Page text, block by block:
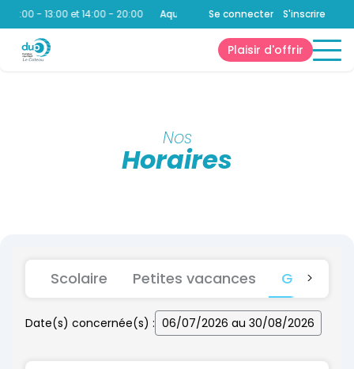
10:00 - 13:00 et 14:00 - 20:00 Aquatique :10:00 - 13:00 et 14:00 - 20:00
Se connecter S'inscrire
Plaisir d'offrir
Nos
Horaires
Scolaire Petites vacances Grandes
>
Date(s) concernée(s) : 06/07/2026 au 30/08/2026